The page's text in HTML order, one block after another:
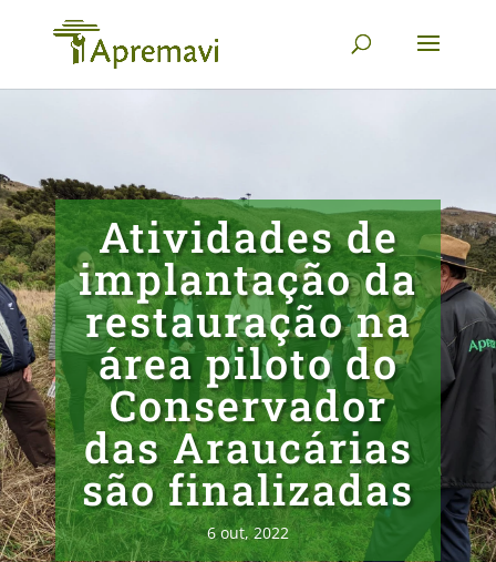
Atividades de
implantação da
restauração na
área piloto do
Conservador
das Araucárias
são finalizadas
6 out, 2022